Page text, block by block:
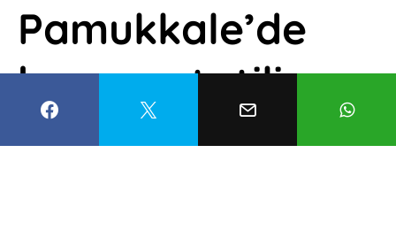
Pamukkale’de
bayram tatili
bereketi!